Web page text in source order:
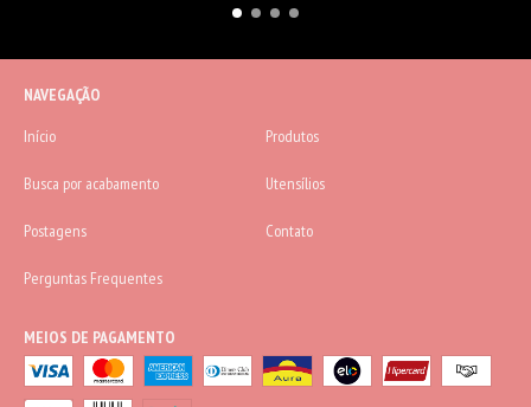
NAVEGAÇÃO
Início
Produtos
Busca por acabamento Utensílios
Postagens Contato
Perguntas Frequentes
MEIOS DE PAGAMENTO